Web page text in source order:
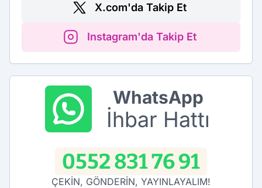
X.com'da Takip Et
Instagram'da Takip Et
WhatsApp
İhbar Hattı
0552 831 76 91
ÇEKİN, GÖNDERİN, YAYINLAYALIM!